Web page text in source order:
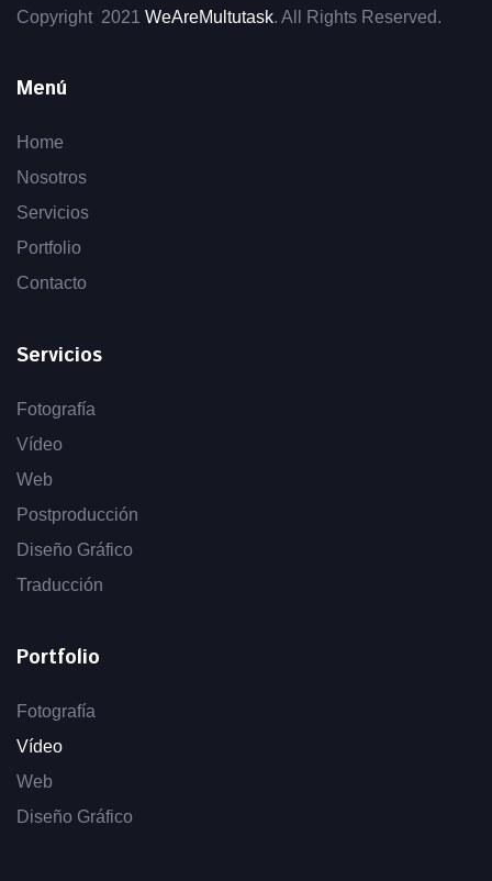
Copyright 2021 WeAreMultutask. All Rights Reserved.
Menú
Home
Nosotros
Servicios
Portfolio
Contacto
Servicios
Fotografía
Vídeo
Web
Postproducción
Diseño Gráfico
Traducción
Portfolio
Fotografía
Vídeo
Web
Diseño Gráfico